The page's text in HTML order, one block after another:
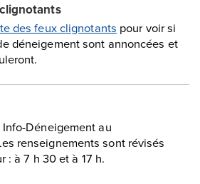
des feux clignotants pour voir si
déneigement sont annoncées et
Déneigement au
renseignements sont révisés
: à 7 h 30 et à 17 h.